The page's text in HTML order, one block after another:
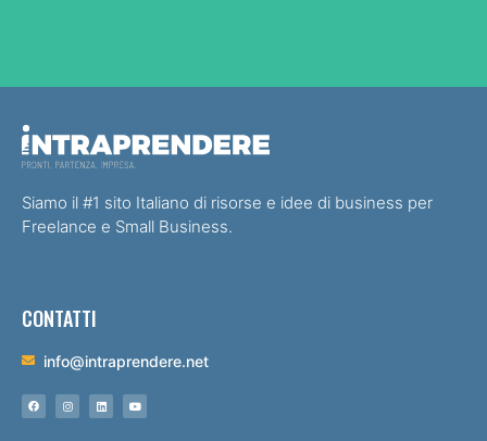
Siamo il #1 sito Italiano di risorse e idee di business per
Freelance e Small Business.
CONTATTI
info@intraprendere.net